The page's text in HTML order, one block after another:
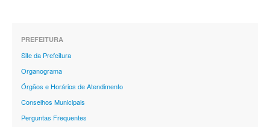
PREFEITURA
Site da Prefeitura
Organograma
Órgãos e Horários de Atendimento
Conselhos Municipais
Perguntas Frequentes